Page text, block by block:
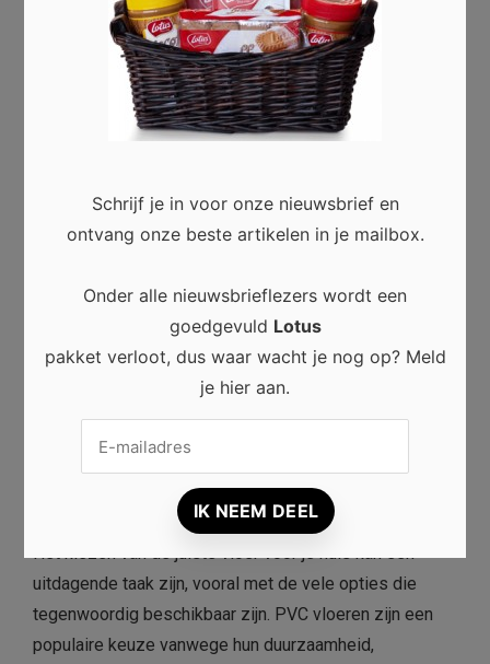
Huis & Tuin
Checklist: hoe kies je de juiste PVC
Het kiezen van de juiste vloer voor je huis kan een
uitdagende taak zijn, vooral met de vele opties die
tegenwoordig beschikbaar zijn. PVC vloeren zijn een
populaire keuze vanwege hun duurzaamheid,
Schrijf je in voor onze nieuwsbrief en
ontvang onze beste artikelen in je mailbox.
Onder alle nieuwsbrieflezers wordt een
goedgevuld Lotus
pakket verloot, dus waar wacht je nog op? Meld
je hier aan.